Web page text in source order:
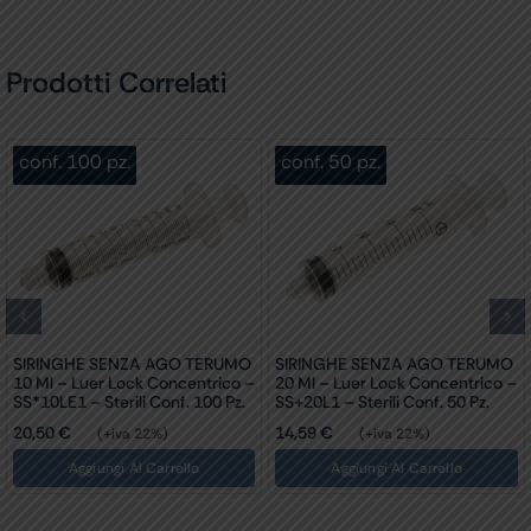
Prodotti Correlati
conf. 100 pz.
SIRINGHE SENZA AGO TERUMO
10 Ml – Luer Lock Concentrico –
SS*10LE1 – Sterili Conf. 100 Pz.
20,50€
(+iva 22%)
Aggiungi Al Carrello
conf. 50 pz.
SIRINGHE SENZA AGO TERUMO
20 Ml – Luer Lock Concentrico –
SS+20L1 – Sterili Conf. 50 Pz.
14,59€
(+iva 22%)
Aggiungi Al Carrello